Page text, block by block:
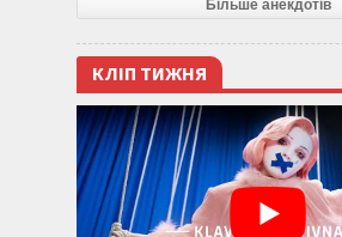
Більше анекдотів
КЛІП ТИЖНЯ